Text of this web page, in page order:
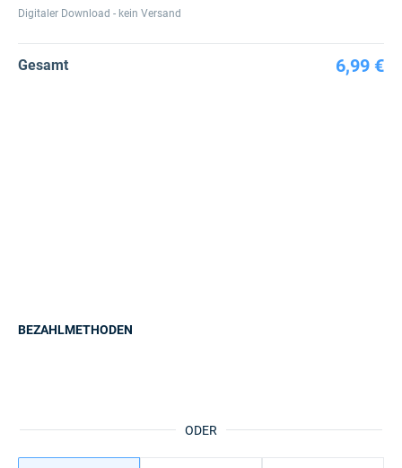
Digitaler Download - kein Versand
Gesamt 6,99 €
ODER
BEZAHLMETHODEN